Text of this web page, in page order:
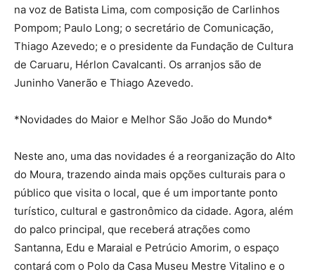
na voz de Batista Lima, com composição de Carlinhos
Pompom; Paulo Long; o secretário de Comunicação,
Thiago Azevedo; e o presidente da Fundação de Cultura
de Caruaru, Hérlon Cavalcanti. Os arranjos são de
Juninho Vanerão e Thiago Azevedo.
*Novidades do Maior e Melhor São João do Mundo*
Neste ano, uma das novidades é a reorganização do Alto
do Moura, trazendo ainda mais opções culturais para o
público que visita o local, que é um importante ponto
turístico, cultural e gastronômico da cidade. Agora, além
do palco principal, que receberá atrações como
Santanna, Edu e Maraial e Petrúcio Amorim, o espaço
contará com o Polo da Casa Museu Mestre Vitalino e o